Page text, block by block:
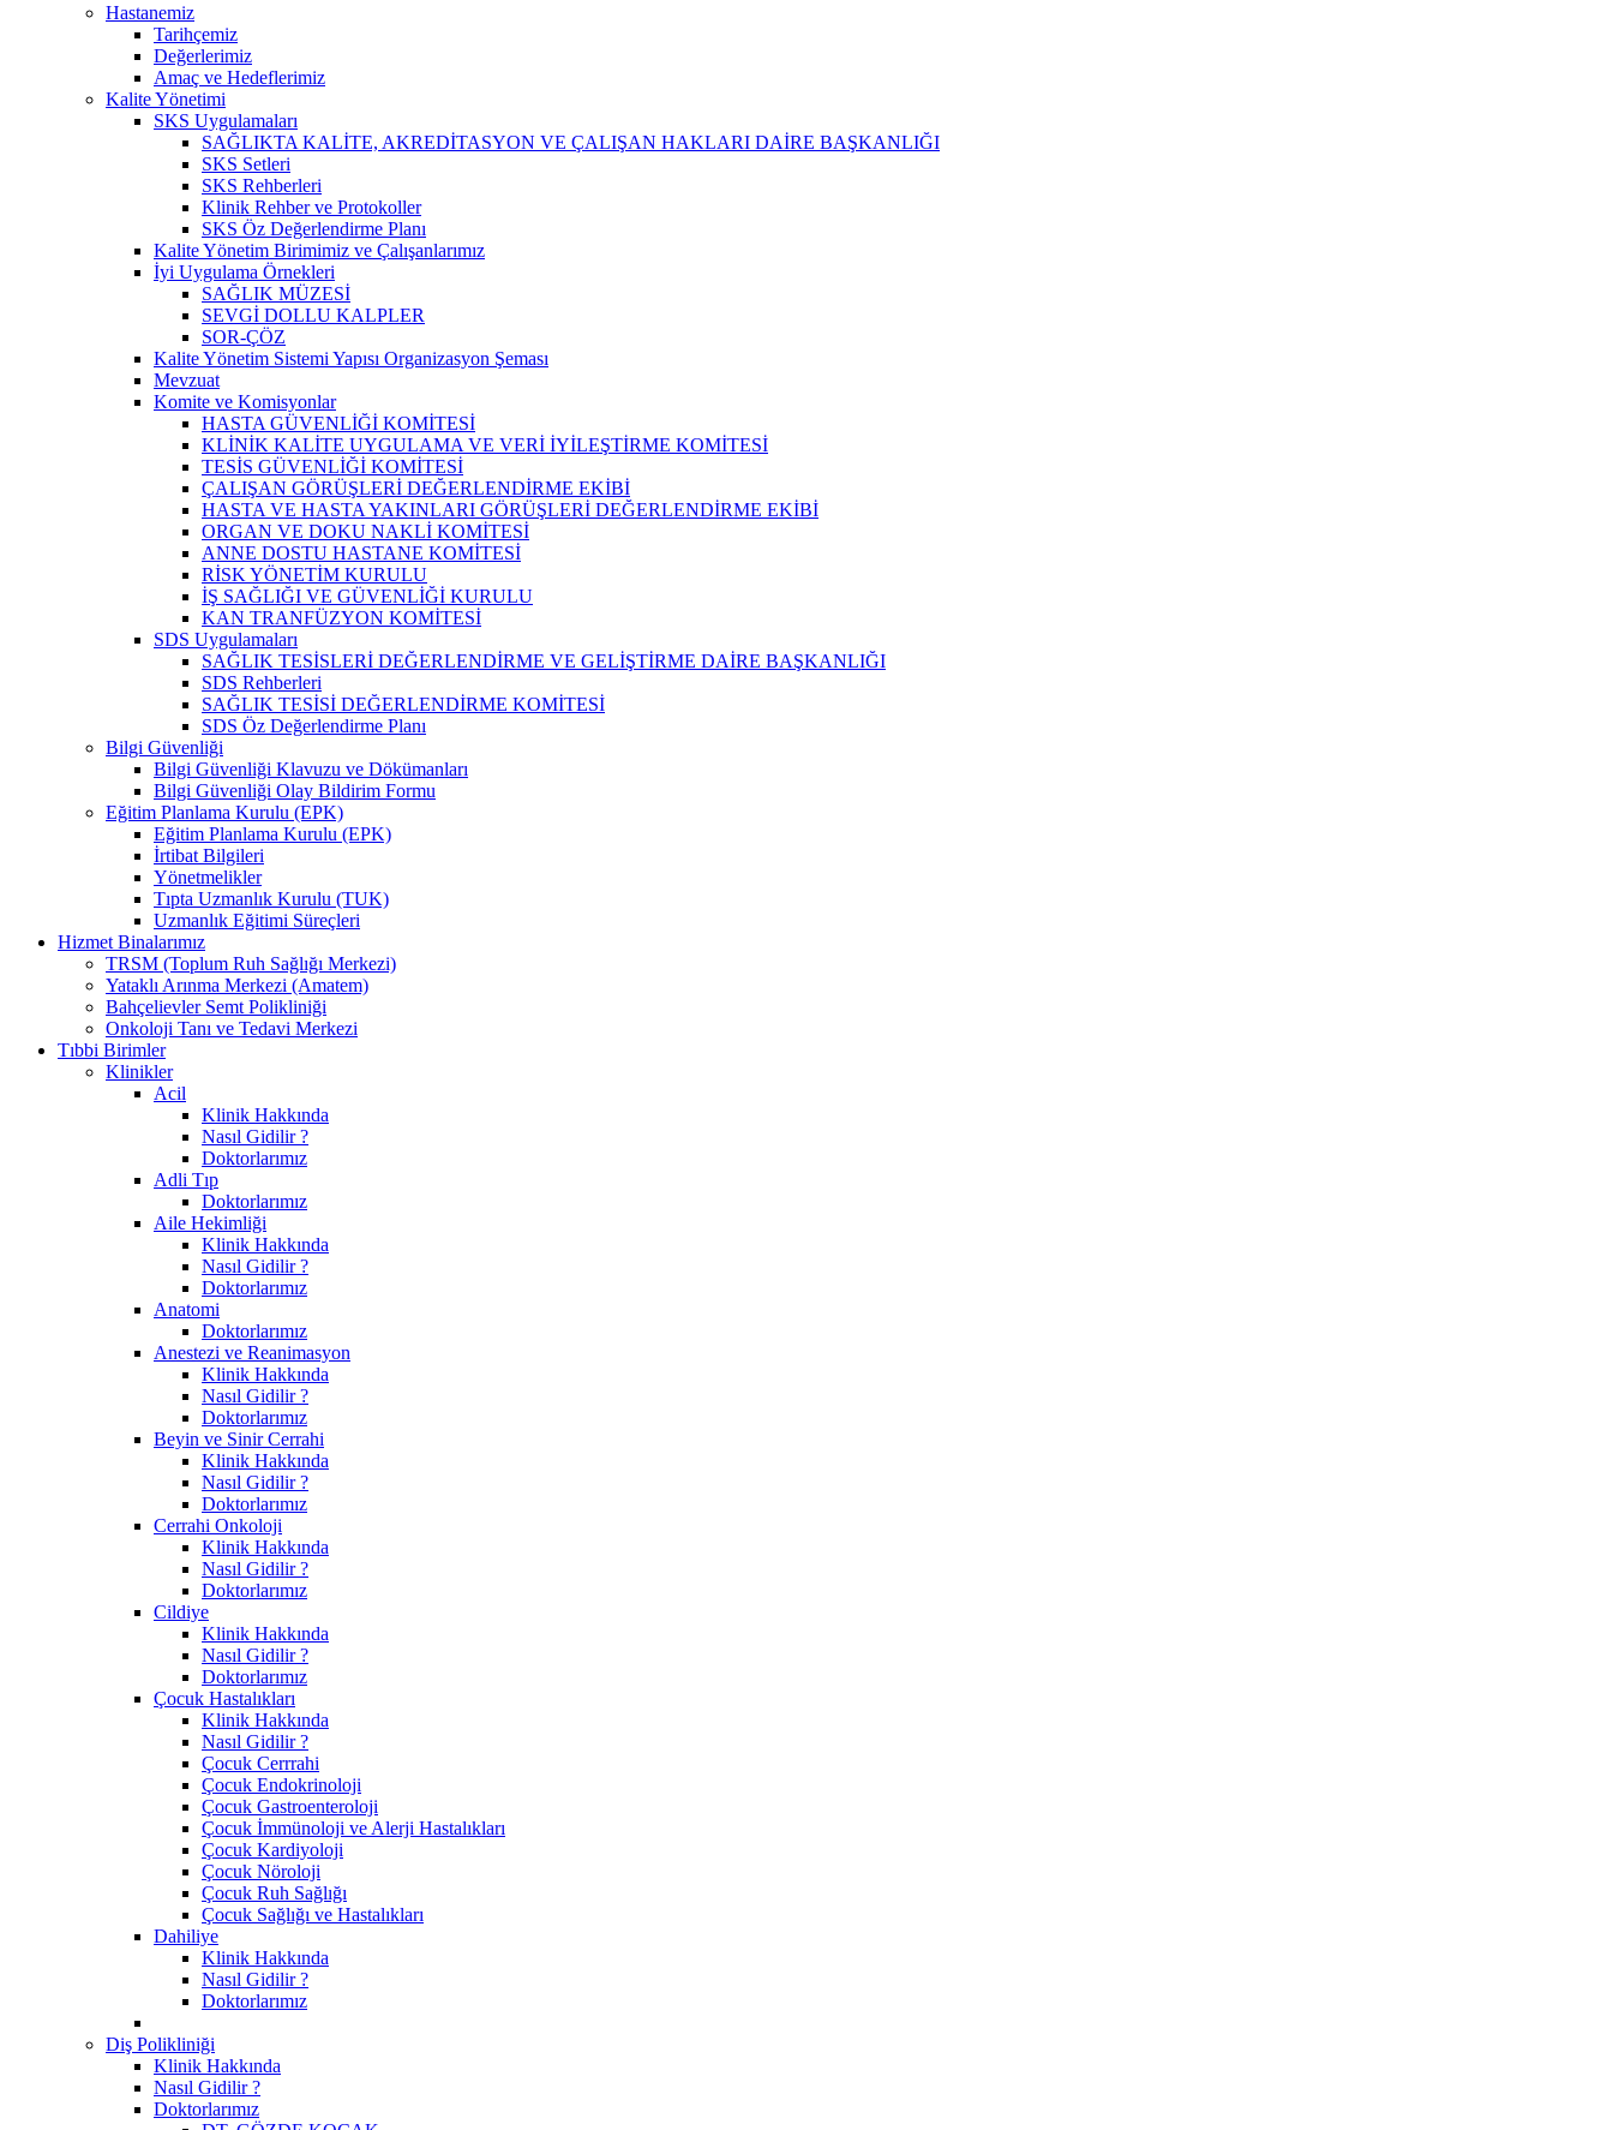
Hastanemiz
Tarihçemiz
Değerlerimiz
Amaç ve Hedeflerimiz
Kalite Yönetimi
SKS Uygulamaları
SAĞLIKTA KALİTE, AKREDİTASYON VE ÇALIŞAN HAKLARI DAİRE BAŞKANLIĞI
SKS Setleri
SKS Rehberleri
Klinik Rehber ve Protokoller
SKS Öz Değerlendirme Planı
Kalite Yönetim Birimimiz ve Çalışanlarımız
İyi Uygulama Örnekleri
SAĞLIK MÜZESİ
SEVGİ DOLLU KALPLER
SOR-ÇÖZ
Kalite Yönetim Sistemi Yapısı Organizasyon Şeması
Mevzuat
Komite ve Komisyonlar
HASTA GÜVENLİĞİ KOMİTESİ
KLİNİK KALİTE UYGULAMA VE VERİ İYİLEŞTİRME KOMİTESİ
TESİS GÜVENLİĞİ KOMİTESİ
ÇALIŞAN GÖRÜŞLERİ DEĞERLENDİRME EKİBİ
HASTA VE HASTA YAKINLARI GÖRÜŞLERİ DEĞERLENDİRME EKİBİ
ORGAN VE DOKU NAKLİ KOMİTESİ
ANNE DOSTU HASTANE KOMİTESİ
RİSK YÖNETİM KURULU
İŞ SAĞLIĞI VE GÜVENLİĞİ KURULU
KAN TRANFÜZYON KOMİTESİ
SDS Uygulamaları
SAĞLIK TESİSLERİ DEĞERLENDİRME VE GELİŞTİRME DAİRE BAŞKANLIĞI
SDS Rehberleri
SAĞLIK TESİSİ DEĞERLENDİRME KOMİTESİ
SDS Öz Değerlendirme Planı
Bilgi Güvenliği
Bilgi Güvenliği Klavuzu ve Dökümanları
Bilgi Güvenliği Olay Bildirim Formu
Eğitim Planlama Kurulu (EPK)
Eğitim Planlama Kurulu (EPK)
İrtibat Bilgileri
Yönetmelikler
Tıpta Uzmanlık Kurulu (TUK)
Uzmanlık Eğitimi Süreçleri
Hizmet Binalarımız
TRSM (Toplum Ruh Sağlığı Merkezi)
Yataklı Arınma Merkezi (Amatem)
Bahçelievler Semt Polikliniği
Onkoloji Tanı ve Tedavi Merkezi
Tıbbi Birimler
Klinikler
Acil
Klinik Hakkında
Nasıl Gidilir ?
Doktorlarımız
Adli Tıp
Doktorlarımız
Aile Hekimliği
Klinik Hakkında
Nasıl Gidilir ?
Doktorlarımız
Anatomi
Doktorlarımız
Anestezi ve Reanimasyon
Klinik Hakkında
Nasıl Gidilir ?
Doktorlarımız
Beyin ve Sinir Cerrahi
Klinik Hakkında
Nasıl Gidilir ?
Doktorlarımız
Cerrahi Onkoloji
Klinik Hakkında
Nasıl Gidilir ?
Doktorlarımız
Cildiye
Klinik Hakkında
Nasıl Gidilir ?
Doktorlarımız
Çocuk Hastalıkları
Klinik Hakkında
Nasıl Gidilir ?
Çocuk Cerrrahi
Çocuk Endokrinoloji
Çocuk Gastroenteroloji
Çocuk İmmünoloji ve Alerji Hastalıkları
Çocuk Kardiyoloji
Çocuk Nöroloji
Çocuk Ruh Sağlığı
Çocuk Sağlığı ve Hastalıkları
Dahiliye
Klinik Hakkında
Nasıl Gidilir ?
Doktorlarımız
Diş Polikliniği
Klinik Hakkında
Nasıl Gidilir ?
Doktorlarımız